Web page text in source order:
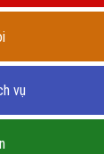
vụ